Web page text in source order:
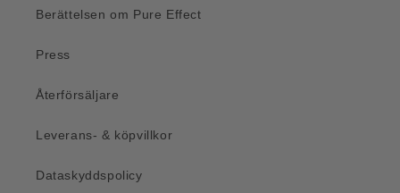
Berättelsen om Pure Effect
Press
Återförsäljare
Leverans- & köpvillkor
Dataskyddspolicy